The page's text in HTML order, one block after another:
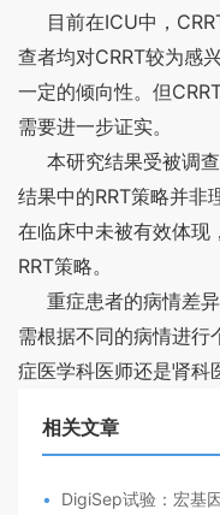
目前在ICU中，
查者均对CRRT较为感
一定的倾向性。但
需要进一步证实。
本研究结果受被调
结果中的RRT策略并非
在临床中未被有效体现
RRT策略。
重症患者的病情差
需根据不同的病情进行
症医学科医师还是肾科
相关文章
•
DigiSep试验：宏基